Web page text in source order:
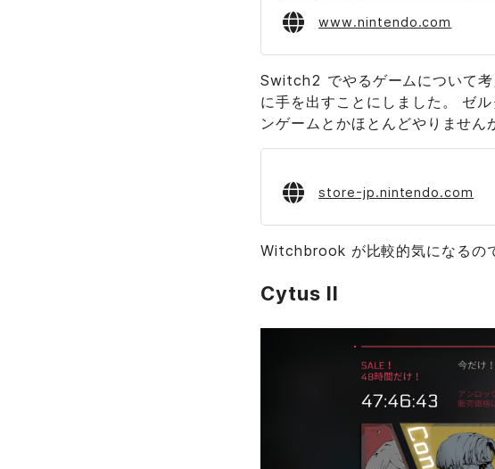
www.nintendo.com
Switch2 でやるゲームについて
に手を出すことにしました。 ゼ
ンゲームとかほとんどやりません
store-jp.nintendo.com
Witchbrook が比較的気になるの
Cytus II